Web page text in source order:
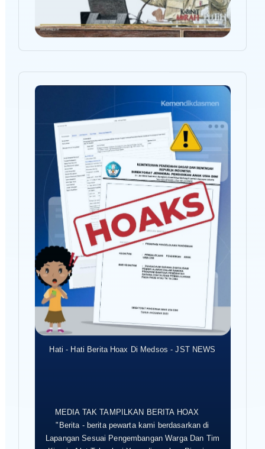
Hati - Hati Berita Hoax Di Medsos - JST NEWS
MEDIA TAK TAMPILKAN BERITA HOAX
"Berita - berita pewarta kami berdasarkan di
Lapangan Sesuai Pengembangan Warga Dan Tim